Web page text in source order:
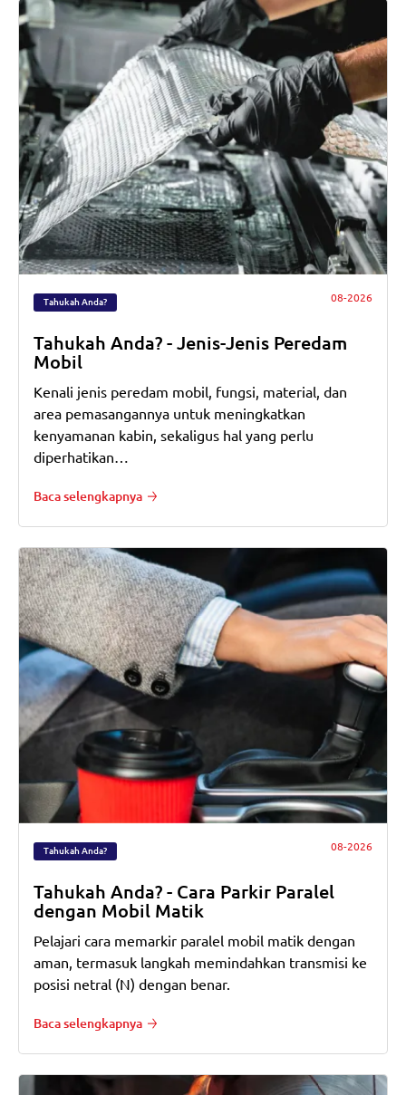
Tahukah Anda? 08-2026
Tahukah Anda? - Jenis-Jenis Peredam
Mobil
Kenali jenis peredam mobil, fungsi, material, dan
area pemasangannya untuk meningkatkan
kenyamanan kabin, sekaligus hal yang perlu
diperhatikan…
Baca selengkapnya
Tahukah Anda? 08-2026
Tahukah Anda? - Cara Parkir Paralel
dengan Mobil Matik
Pelajari cara memarkir paralel mobil matik dengan
aman, termasuk langkah memindahkan transmisi ke
posisi netral (N) dengan benar.
Baca selengkapnya